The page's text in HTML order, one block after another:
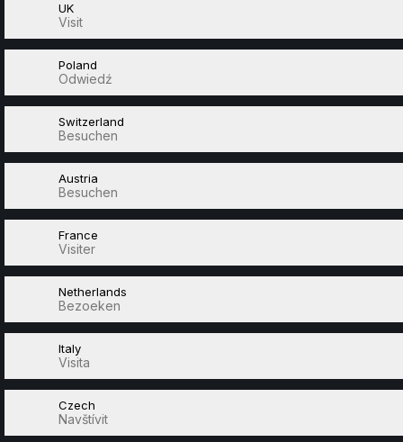
UK
Visit
Poland
Odwiedź
Switzerland
Besuchen
Austria
Besuchen
France
Visiter
Netherlands
Bezoeken
Italy
Visita
Czech
Navštívit